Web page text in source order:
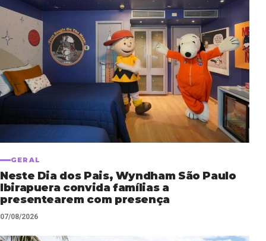
GERAL
Neste Dia dos Pais, Wyndham São Paulo
Ibirapuera convida famílias a
presentearem com presença
07/08/2026